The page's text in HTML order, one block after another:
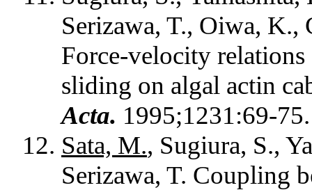
Serizawa, T., Oiwa, K.,
Force-velocity
sliding on algal actin
Acta. 1995;1231:69-75.
Sata, M., Sugiura, S.,
Serizawa, T. Coupling